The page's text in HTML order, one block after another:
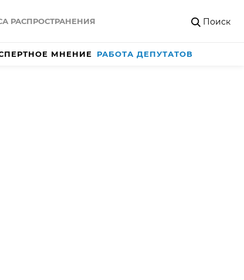
РАСПРОСТРАНЕНИЯ Поиск
МНЕНИЕ РАБОТА ДЕПУТАТОВ